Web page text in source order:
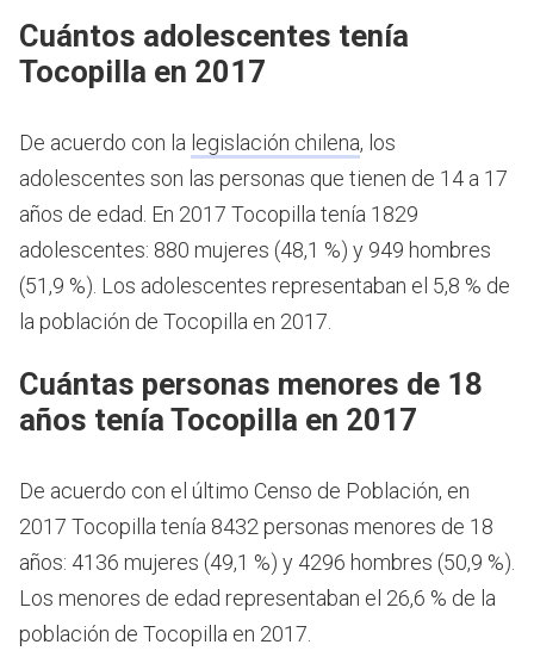
Cuántos adolescentes tenía
Tocopilla en 2017
De acuerdo con la legislación chilena, los
adolescentes son las personas que tienen de 14 a 17
años de edad. En 2017 Tocopilla tenía 1829
adolescentes: 880 mujeres (48,1 %) y 949 hombres
(51,9 %). Los adolescentes representaban el 5,8 % de
la población de Tocopilla en 2017.
Cuántas personas menores de 18
años tenía Tocopilla en 2017
De acuerdo con el último Censo de Población, en
2017 Tocopilla tenía 8432 personas menores de 18
años: 4136 mujeres (49,1 %) y 4296 hombres (50,9 %).
Los menores de edad representaban el 26,6 % de la
población de Tocopilla en 2017.